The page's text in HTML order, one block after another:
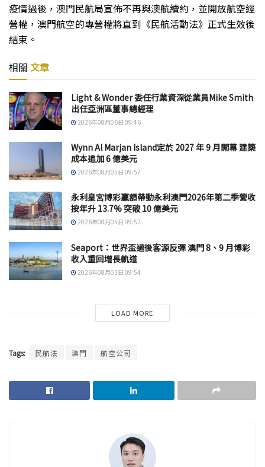
疫情過後，澳門民航局宣佈不再與澳航續約，並開放航空經
營權，澳門航空的專營權將直到《民航活動法》正式生效後
結束。
相關 文章
Light & Wonder 委任行業資深從業員Mike Smith
出任亞洲區董事總經理
2026年08月06日 09:46
Wynn Al Marjan Island定於 2027 年 9 月開幕 建築
成本追加 6 億美元
2026年08月05日 09:57
永利皇宮博彩贏額帶動永利澳門2026年第二季營收
按年升 13.7% 突破 10 億美元
2026年08月05日 09:52
Seaport：世界盃過後客源反彈 澳門 8、9 月博彩
收入重回增長軌道
2026年08月03日 09:54
LOAD MORE
Tags: 民航法 澳門 航空公司